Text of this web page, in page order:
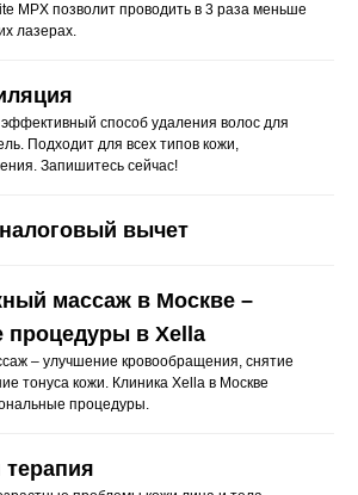
MPX позволит проводить в 3 раза меньше
лазерах.
способ удаления волос для
Подходит для всех типов кожи,
Запишитесь сейчас!
вычет
массаж в Москве –
в Xella
– улучшение кровообращения, снятие
тонуса кожи. Клиника Xella в Москве
процедуры.